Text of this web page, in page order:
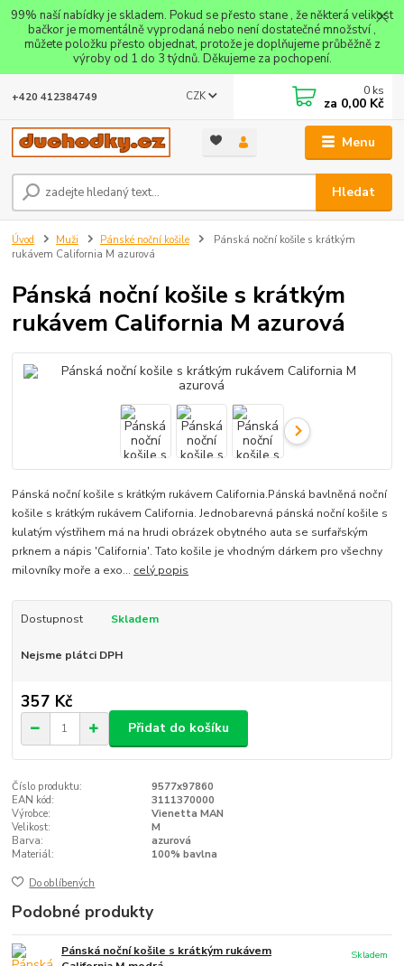
99% naší nabídky je skladem. Pokud se přesto stane , že některá velikost
bačkor je momentálně vyprodaná nebo není dostatečné množství ,
můžete položku přesto objednat, protože je doplňujeme průběžně z
výroby od 1 do 3 týdnů. Děkujeme za pochopení.
Menu
CZK
Hledat
+420 412384749 0 ks
za 0,00 Kč
Úvod Muži Pánské noční košile
Pánská noční košile s krátkým
rukávem California M azurová
Pánská noční košile s krátkým
rukávem California M azurová
Pánská noční košile s krátkým rukávem California.Pánská bavlněná noční
košile s krátkým rukávem California. Jednobarevná pánská noční košile s
kulatým výstřihem má na hrudi obrázek obytného auta se surfařským
prknem a nápis 'California'. Tato košile je vhodným dárkem pro všechny
milovníky moře a exo... celý popis
Dostupnost Skladem
Nejsme plátci DPH
357 Kč
Přidat do košíku
Číslo produktu:
9577x97860
EAN kód:
3111370000
Výrobce:
Vienetta MAN
Velikost:
M
Barva:
azurová
Materiál:
100% bavlna
Do oblíbených
Podobné produkty
Pánská noční košile s krátkým rukávem
Skladem